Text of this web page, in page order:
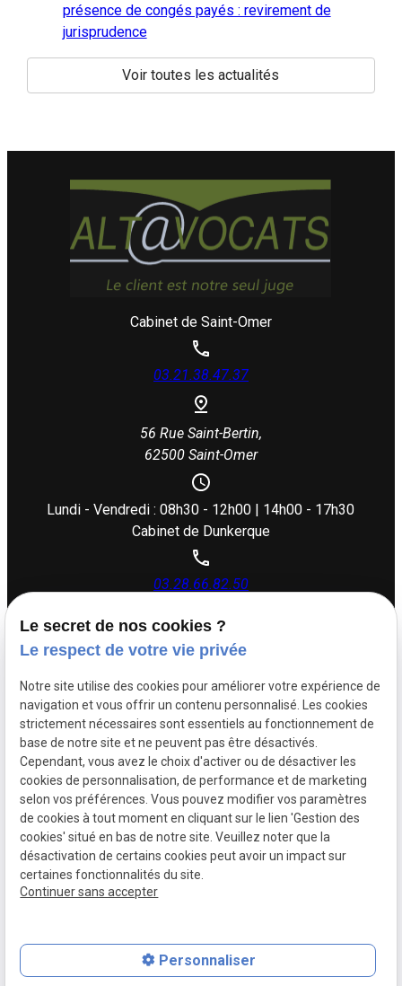
présence de congés payés : revirement de
jurisprudence
Voir toutes les actualités
Cabinet de Saint-Omer
03.21.38.47.37
56 Rue Saint-Bertin,
62500 Saint-Omer
Lundi - Vendredi : 08h30 - 12h00 | 14h00 - 17h30
Cabinet de Dunkerque
03.28.66.82.50
26 rue Dupouy,
59140 Dunkerque
Lundi - Vendredi : 08h30 - 12h00 | 14h00 - 17h30
Mentions légales
Politique de
confidentialité
Plan du
Gestion des cookies
Siret :88505383500017
Le secret de nos cookies ?
Le respect de votre vie privée
Notre site utilise des cookies pour améliorer votre expérience de
navigation et vous offrir un contenu personnalisé. Les cookies
strictement nécessaires sont essentiels au fonctionnement de
base de notre site et ne peuvent pas être désactivés.
Cependant, vous avez le choix d'activer ou de désactiver les
cookies de personnalisation, de performance et de marketing
selon vos préférences. Vous pouvez modifier vos paramètres
de cookies à tout moment en cliquant sur le lien 'Gestion des
cookies' situé en bas de notre site. Veuillez noter que la
désactivation de certains cookies peut avoir un impact sur
certaines fonctionnalités du site.
Continuer sans accepter
Personnaliser